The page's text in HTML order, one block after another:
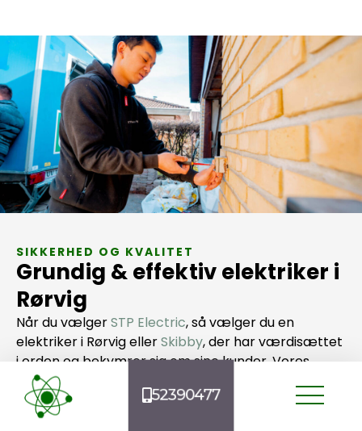
52390477
opgaver
SIKKERHED OG KVALITET
Grundig & effektiv elektriker i
Rørvig
Når du vælgerSTP Electric, så vælger du en
elektriker i Rørvig ellerSkibby, der har værdisættet
i orden og bekymrer sig om sine kunder. Vores
vigtigste nøgleværdi har siden dag ét været
grundighed.